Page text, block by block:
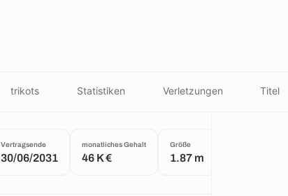
trikots Statistiken Verletzungen Titel
Vertragsende
30/06/2031
monatliches Gehalt
46 K €
Größe
1.87 m